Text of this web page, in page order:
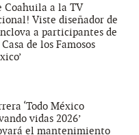
Coahuila a la TV
Viste diseñador de
a participantes de
Casa de los Famosos
‘Todo México
vidas 2026’
el mantenimiento